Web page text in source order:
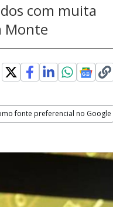
com muita
Monte
fonte preferencial no Google